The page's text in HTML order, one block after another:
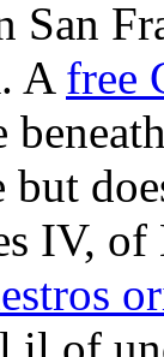
San
A free
but
IV, of